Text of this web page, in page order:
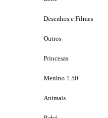
Desenhos e Filmes
Outros
Princesas
Menino 1.50
Animais